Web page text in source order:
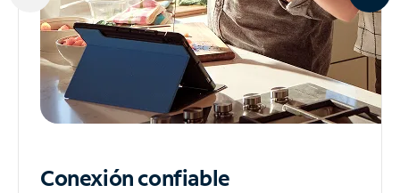
Conexión confiable